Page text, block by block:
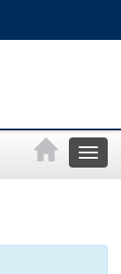
Toggle